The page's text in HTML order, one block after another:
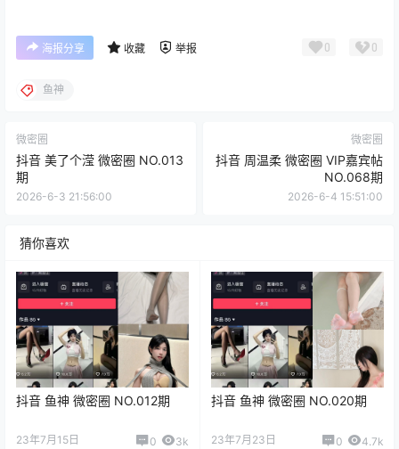
海报分享 收藏 举报 0 0
鱼神
微密圈
抖音 美了个滢 微密圈 NO.013
期
2026-6-3 21:56:00
微密圈
抖音 周温柔 微密圈 VIP嘉宾帖
NO.068期
2026-6-4 15:51:00
猜你喜欢
抖音 鱼神 微密圈 NO.012期
23年7月15日 0 3k
抖音 鱼神 微密圈 NO.020期
23年7月23日 0 4.7k